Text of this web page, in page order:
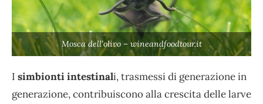
Mosca dell’olivo – wineandfoodtour.it
I simbionti intestinali, trasmessi di generazione in
generazione, contribuiscono alla crescita delle larve